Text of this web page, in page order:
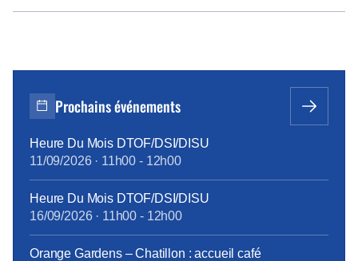
Prochains événements
Heure Du Mois DTOF/DSI/DISU
11/09/2026· 11h00 - 12h00
Heure Du Mois DTOF/DSI/DISU
16/09/2026· 11h00 - 12h00
Orange Gardens – Chatillon : accueil café